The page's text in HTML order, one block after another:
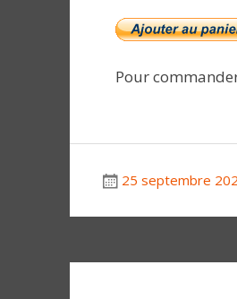
Pour
25 septembre